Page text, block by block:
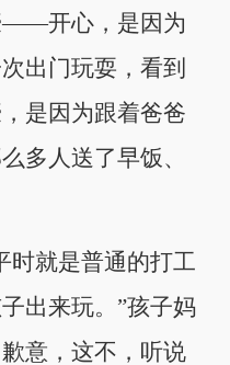
——开心，是因为
出门玩耍，看到
是因为跟着爸爸
多人送了早饭、
就是普通的打工
出来玩。”孩子妈
意，这不，听说